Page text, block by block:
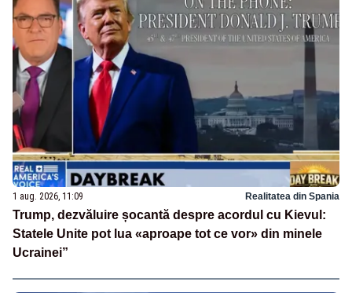
1 aug. 2026, 11:09 Realitatea din Spania
Trump, dezvăluire șocantă despre acordul cu Kievul:
Statele Unite pot lua «aproape tot ce vor» din minele
Ucrainei”